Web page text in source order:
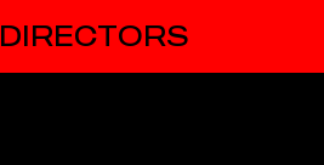
DIRECTORS